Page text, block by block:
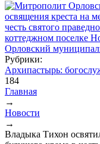
Рубрики:
Архипастырь:
184
Вы здесь
Главная
→
Новости
→
Владыка Тихон